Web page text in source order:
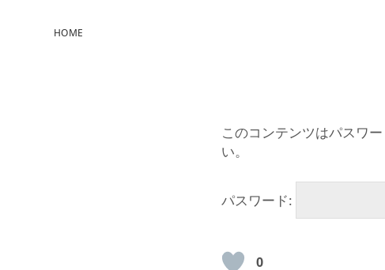
HOME
このコンテンツはパスワ
い。
パスワード:
0